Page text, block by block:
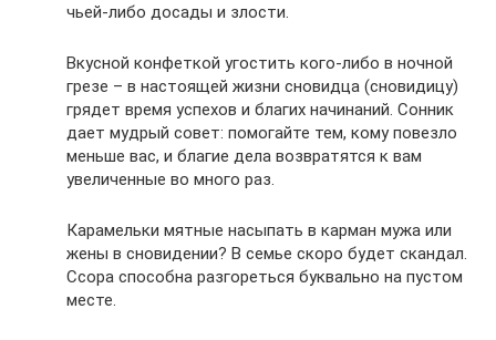
чьей-либо досады и злости.
Вкусной конфеткой угостить кого-либо в ночной
грезе – в настоящей жизни сновидца (сновидицу)
грядет время успехов и благих начинаний. Сонник
дает мудрый совет: помогайте тем, кому повезло
меньше вас, и благие дела возвратятся к вам
увеличенные во много раз.
Карамельки мятные насыпать в карман мужа или
жены в сновидении? В семье скоро будет скандал.
Ссора способна разгореться буквально на пустом
месте.